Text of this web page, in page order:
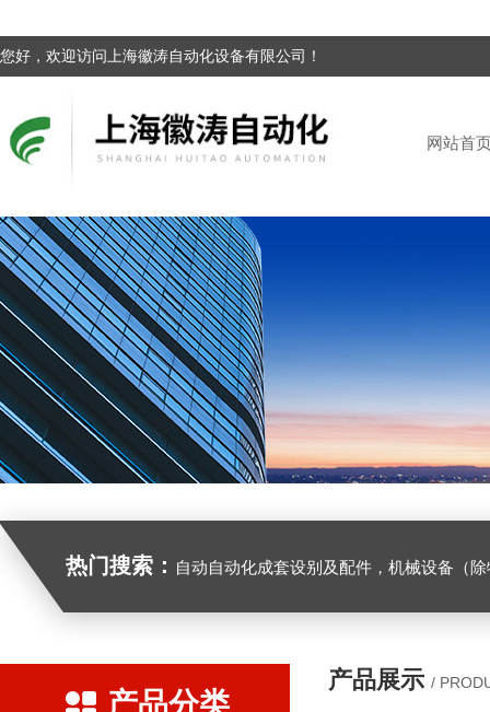
您好，欢迎访问上海徽涛自动化设备有限公司！
网站首
热门搜索： 自动自动化成套设别及配件，机械设备（除特种设备）及配件制造，加工（以上限分支机构经营），设计，批发，零售，模具，五金制品，工具加工（限分支机构经营），设计，批发，零售。五金交电，金属材料，金属制品，不锈钢制品，建筑材料，钢材，橡塑制品，环保设备，润滑剂，汽车配件，摩托车配件的批发，零售。（企业经营涉及行政许可的，凭许可证件经营）化成套设别及配件，机械设备（除特种设
产品分类
产品展示 /